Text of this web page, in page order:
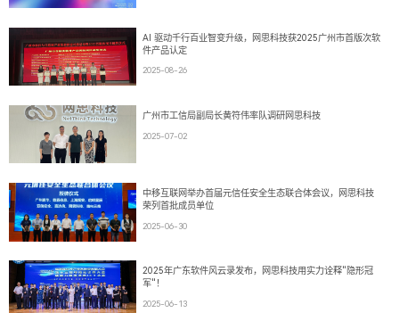
AI 驱动千行百业智变升级，网思科技获2025广州市首版次软
件产品认定
2025-08-26
广州市工信局副局长黄符伟率队调研网思科技
2025-07-02
中移互联网举办首届元信任安全生态联合体会议，网思科技
荣列首批成员单位
2025-06-30
2025年广东软件风云录发布，网思科技用实力诠释"隐形冠
军"！
2025-06-13